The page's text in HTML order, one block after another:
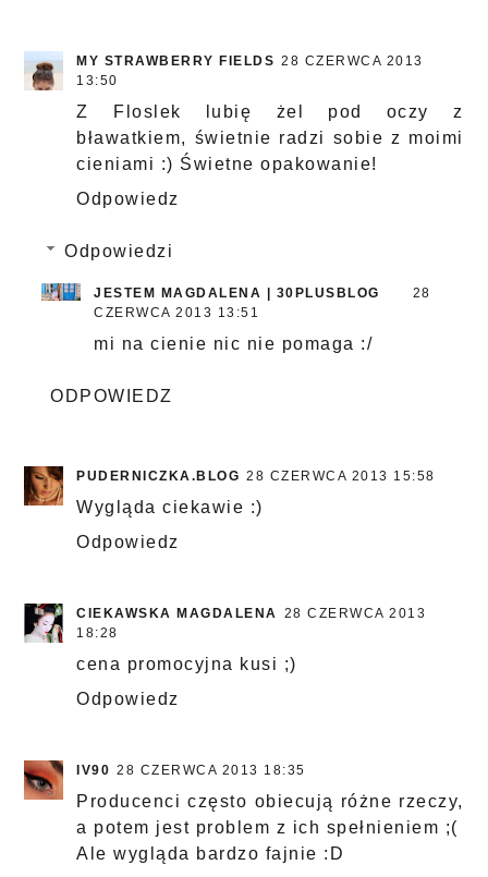
MY STRAWBERRY FIELDS 28 CZERWCA 2013
13:50
Z Floslek lubię żel pod oczy z
bławatkiem, świetnie radzi sobie z moimi
cieniami :) Świetne opakowanie!
Odpowiedz
Odpowiedzi
JESTEM MAGDALENA | 30PLUSBLOG
28
CZERWCA 2013 13:51
mi na cienie nic nie pomaga :/
ODPOWIEDZ
PUDERNICZKA.BLOG 28 CZERWCA 2013 15:58
Wygląda ciekawie :)
Odpowiedz
CIEKAWSKA MAGDALENA
28 CZERWCA 2013
18:28
cena promocyjna kusi ;)
Odpowiedz
IV90 28 CZERWCA 2013 18:35
Producenci często obiecują różne rzeczy,
a potem jest problem z ich spełnieniem ;(
Ale wygląda bardzo fajnie :D